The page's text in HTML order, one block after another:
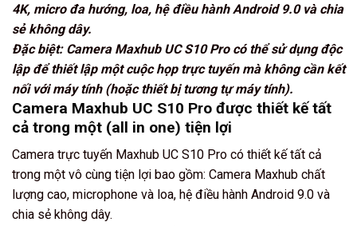
4K, micro đa hướng, loa, hệ điều hành Android 9.0 và chia
sẻ không dây.
Đặc biệt: Camera Maxhub UC S10 Pro có thể sử dụng độc
lập để thiết lập một cuộc họp trực tuyến mà không cần kết
nối với máy tính (hoặc thiết bị tương tự máy tính).
Camera Maxhub UC S10 Pro được thiết kế tất
cả trong một (all in one) tiện lợi
Camera trực tuyến Maxhub UC S10 Pro có thiết kế tất cả
trong một vô cùng tiện lợi bao gồm: Camera Maxhub chất
lượng cao, microphone và loa, hệ điều hành Android 9.0 và
chia sẻ không dây.